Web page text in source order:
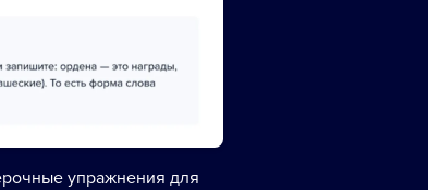
упражнения для